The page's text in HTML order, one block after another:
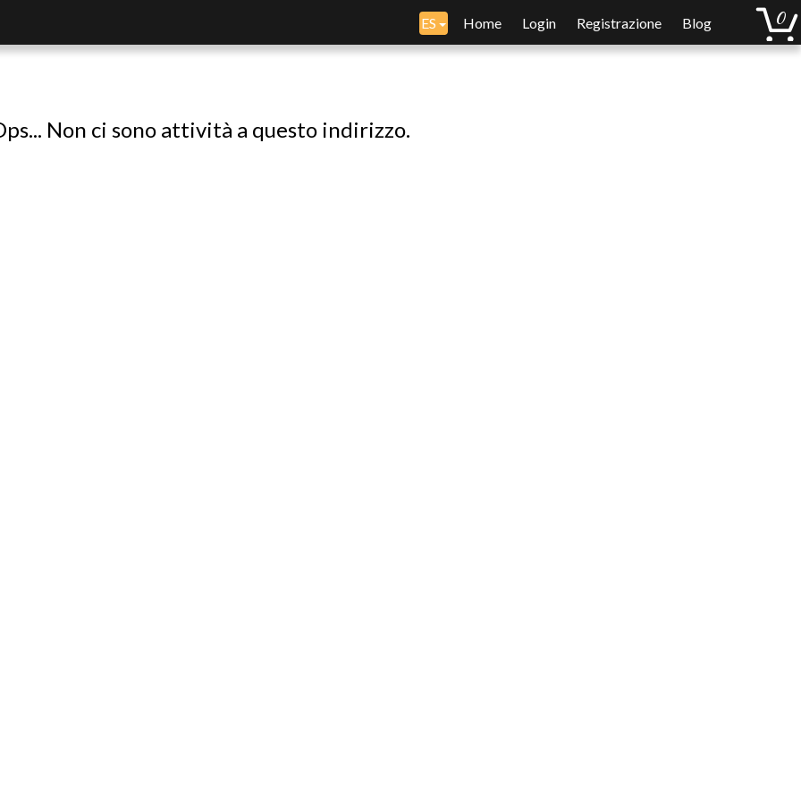
ES Home Login Registrazione Blog
Non ci sono attività a questo indirizzo.